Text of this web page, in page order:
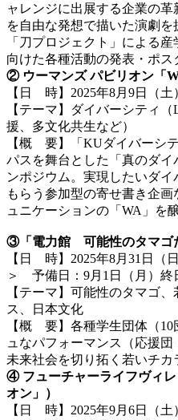
ャレンジに出展する企業の
を自由な発想で描いた演劇
「刀プロジェクト」による
向けた各種活動の発表・ポス
② ウーマンズ パビリオン「
【日 時】2025年8月9日（土
【テーマ】ダイバーシティ
援、多文化共生など）
【概 要】「KUダイバーシ
パスを舞台とした「真のダ
ンポジウム。実現したいダ
もらう参加型の寄せ書き企
ュニケーションの「WA」を
③「電力館 可能性のタマゴ
【日 時】2025年8月31日（
＞ 予備日：9月1日（月）終
【テーマ】可能性のタマゴ
ス、日本文化
【概 要】各種学生団体（
ュなパフォーマンス（応援団
未来社会を切り拓く若いチカ
④ フューチャーライフヴィ
オン」）
【日 時】2025年9月6日（土